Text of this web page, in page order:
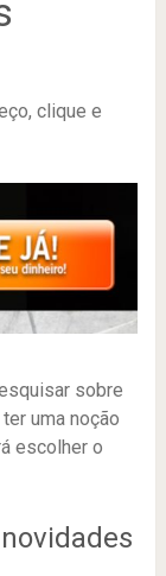
clique e
sobre
uma noção
escolher o